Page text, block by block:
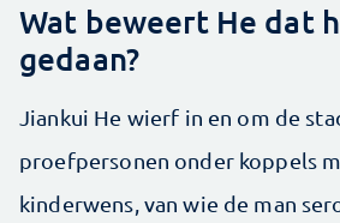
Wat beweert He dat
gedaan?
Jiankui He wierf in en om de
proefpersonen onder koppels
kinderwens, van wie de man